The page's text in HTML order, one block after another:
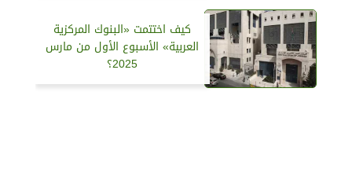
كيف اختتمت «البنوك المركزية
العربية» الأسبوع الأول من مارس
2025؟